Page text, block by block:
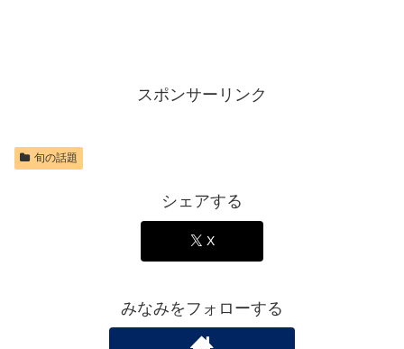
スポンサーリンク
旬の話題
シェアする
X
みなみをフォローする